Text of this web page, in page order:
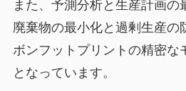
また、予測分析と生産計画の
廃棄物の最小化と過剰生産の
ボンフットプリントの精密な
となっています。